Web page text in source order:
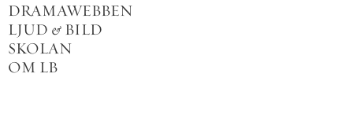
DRAMAWEBBEN
LJUD & BILD
SKOLAN
OM LB